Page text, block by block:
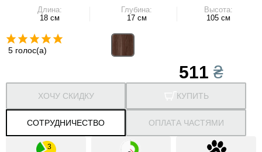
Длина:
18 см
Глубина:
17 см
Высота:
105 см
5 голос(а)
511 ₴
КУПИТЬ
СОТРУДНИЧЕСТВО
ХОЧУ СКИДКУ
ОПЛАТА ЧАСТЯМИ